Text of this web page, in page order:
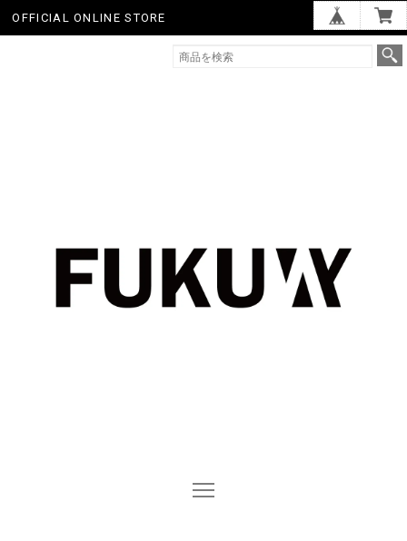
OFFICIAL ONLINE STORE